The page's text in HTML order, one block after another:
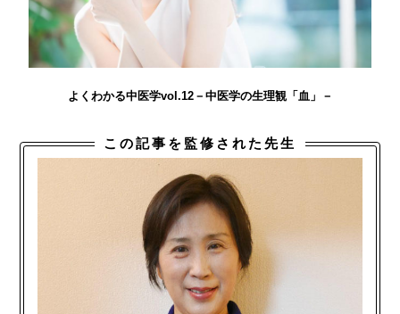
よくわかる中医学vol.12－中医学の生理観「血」－
この記事を監修された先生